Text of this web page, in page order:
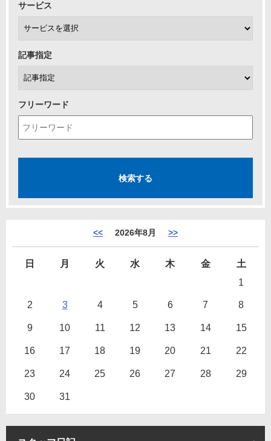
サービス
記事指定
フリーワード
<< 2026年8月 >>
日 月 火 水 木 金
土
1
2 3 4 5 6 7 8
9 10 11 12 13 14 15
16 17 18 19 20 21 22
23 24 25 26 27 28 29
30 31